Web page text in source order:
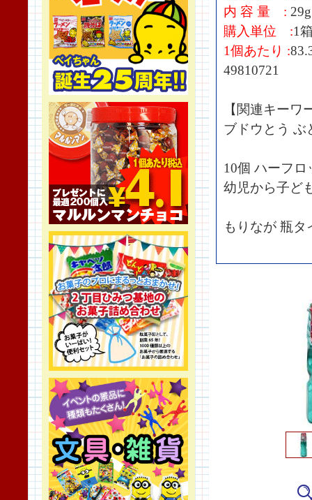
内 容 量 : 29g
購入単位 :1
1個あたり :
49810721
【関連キーワ
ブドウとう
10個 ハーフ
幼児から子ど
もりなが 瓶